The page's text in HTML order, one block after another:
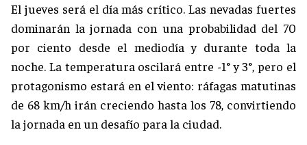
El jueves será el día más crítico. Las nevadas fuertes
dominarán la jornada con una probabilidad del 70
por ciento desde el mediodía y durante toda la
noche. La temperatura oscilará entre -1° y 3°, pero el
protagonismo estará en el viento: ráfagas matutinas
de 68 km/h irán creciendo hasta los 78, convirtiendo
la jornada en un desafío para la ciudad.